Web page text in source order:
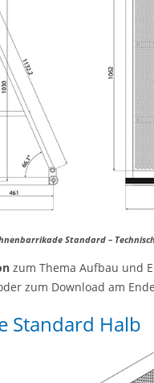
Standard –
zum Thema Aufbau und
zum Download am
Standard Halb